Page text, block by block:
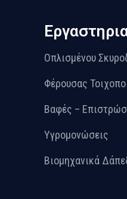
Οπλισμένου
Φέρουσας
Βαφές –
Υγρομονώσεις
Βιομηχανικά